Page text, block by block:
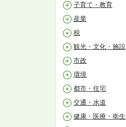
子育て・教育
産業
税
観光・文化・施設
市政
環境
都市・住宅
交通・水道
健康・医療・衛生